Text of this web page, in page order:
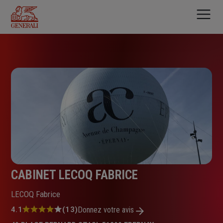
contenu
principal
CABINET LECOQ FABRICE
LECOQ Fabrice
Note
4.1 (13)Donnez votre avis